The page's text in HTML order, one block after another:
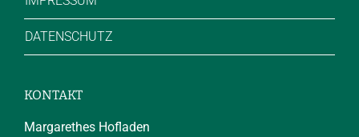
DATENSCHUTZ
KONTAKT
Margarethes Hofladen